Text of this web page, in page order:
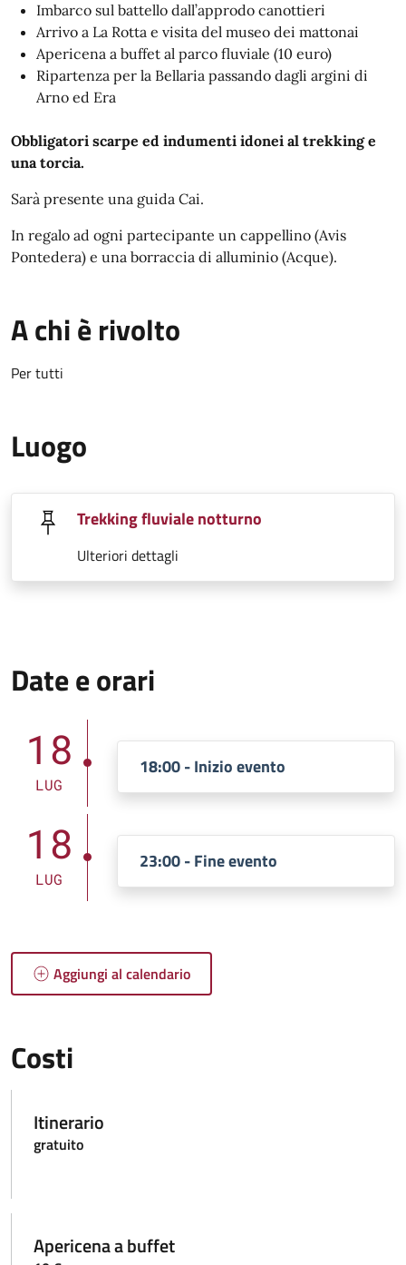
Imbarco sul battello dall’approdo canottieri
Arrivo a La Rotta e visita del museo dei mattonai
Apericena a buffet al parco fluviale (10 euro)
Ripartenza per la Bellaria passando dagli argini di
Arno ed Era
Obbligatori scarpe ed indumenti idonei al trekking e
una torcia.
Sarà presente una guida Cai.
In regalo ad ogni partecipante un cappellino (Avis
Pontedera) e una borraccia di alluminio (Acque).
A chi è rivolto
Per tutti
Luogo
Trekking fluviale notturno
Ulteriori dettagli
Date e orari
18
LUG
18:00 - Inizio evento
18
LUG
23:00 - Fine evento
Aggiungi al calendario
Costi
Itinerario
gratuito
Apericena a buffet